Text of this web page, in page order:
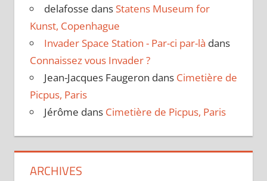
delafosse dans Statens Museum for
Kunst, Copenhague
Invader Space Station - Par-ci par-là dans
Connaissez vous Invader ?
Jean-Jacques Faugeron dans Cimetière de
Picpus, Paris
Jérôme dans Cimetière de Picpus, Paris
ARCHIVES